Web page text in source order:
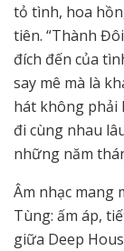
tỏ tình, hoa
tiên. “Thành
đích đến của
say mê mà là
hát không phải
đi cùng nhau
những năm
Âm nhạc mang
Tùng: ấm áp,
giữa Deep